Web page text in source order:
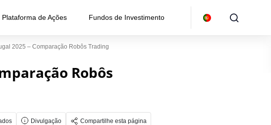
Plataforma de Ações Fundos de Investimento
2025 – Comparação Robôs Trading
Robôs
Divulgação Compartilhe esta página